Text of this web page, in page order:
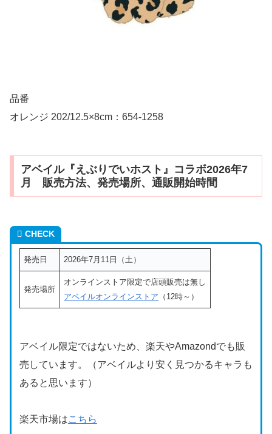
品番
オレンジ 202/12.5×8cm：654-1258
アベイル『えぶりでいホスト』コラボ2026年7
月 販売方法、発売場所、通販開始時間
CHECK
発売日 2026年7月11日（土）
発売場所
オンラインストア限定で店頭販売は無し
アベイルオンラインストア （12時～）
アベイル限定ではないため、楽天やAmazondでも販
売しています。（アベイルより安く見つかるキャラも
あると思います）
楽天市場はこちら